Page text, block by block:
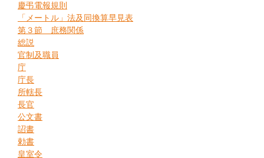
慶弔電報規則
「メートル」法及同換算早見表
第３節 庶務関係
総説
官制及職員
庁
庁長
所轄長
長官
公文書
詔書
勅書
皇室令